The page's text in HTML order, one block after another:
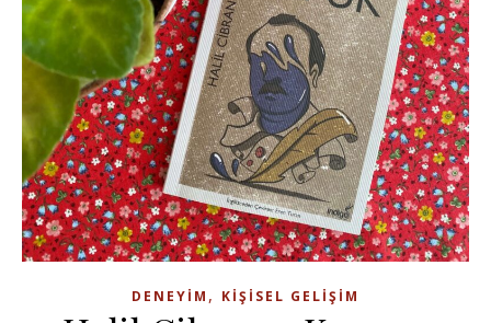
DENEYIM , KIŞISEL GELIŞIM